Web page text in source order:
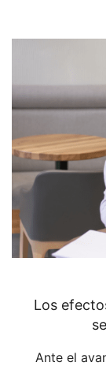
Los
Ante el